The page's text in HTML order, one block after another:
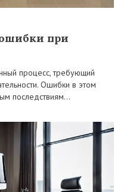
при
процесс, требующий
Ошибки в этом
последствиям…